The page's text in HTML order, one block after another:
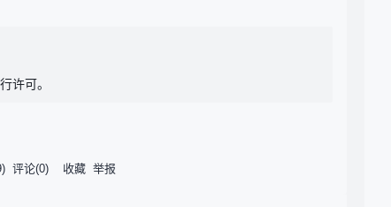
许可。
) 评论(0) 收藏 举报